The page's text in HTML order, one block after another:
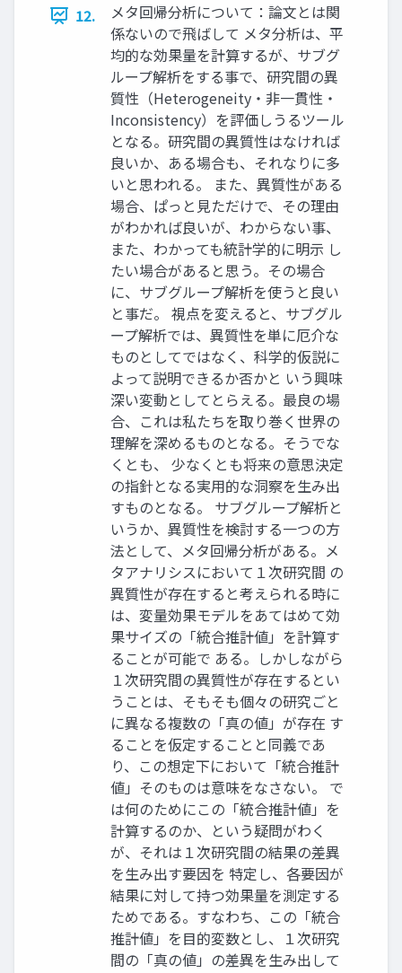
12.
メタ回帰分析について：論文とは関
係ないので飛ばして メタ分析は、平
均的な効果量を計算するが、サブグ
ループ解析をする事で、研究間の異
質性（Heterogeneity・非一貫性・
Inconsistency）を評価しうるツール
となる。研究間の異質性はなければ
良いか、ある場合も、それなりに多
いと思われる。 また、異質性がある
場合、ぱっと見ただけで、その理由
がわかれば良いが、わからない事、
また、わかっても統計学的に明示 し
たい場合があると思う。その場合
に、サブグループ解析を使うと良い
と事だ。 視点を変えると、サブグル
ープ解析では、異質性を単に厄介な
ものとしてではなく、科学的仮説に
よって説明できるか否かと いう興味
深い変動としてとらえる。最良の場
合、これは私たちを取り巻く世界の
理解を深めるものとなる。そうでな
くとも、 少なくとも将来の意思決定
の指針となる実用的な洞察を生み出
すものとなる。 サブグループ解析と
いうか、異質性を検討する一つの方
法として、メタ回帰分析がある。メ
タアナリシスにおいて１次研究間 の
異質性が存在すると考えられる時に
は、変量効果モデルをあてはめて効
果サイズの「統合推計値」を計算す
ることが可能で ある。しかしながら
１次研究間の異質性が存在するとい
うことは、そもそも個々の研究ごと
に異なる複数の「真の値」が存在 す
ることを仮定することと同義であ
り、この想定下において「統合推計
値」そのものは意味をなさない。 で
は何のためにこの「統合推計値」を
計算するのか、という疑問がわく
が、それは１次研究間の結果の差異
を生み出す要因を 特定し、各要因が
結果に対して持つ効果量を測定する
ためである。すなわち、この「統合
推計値」を目的変数とし、１次研究
間の「真の値」の差異を生み出して